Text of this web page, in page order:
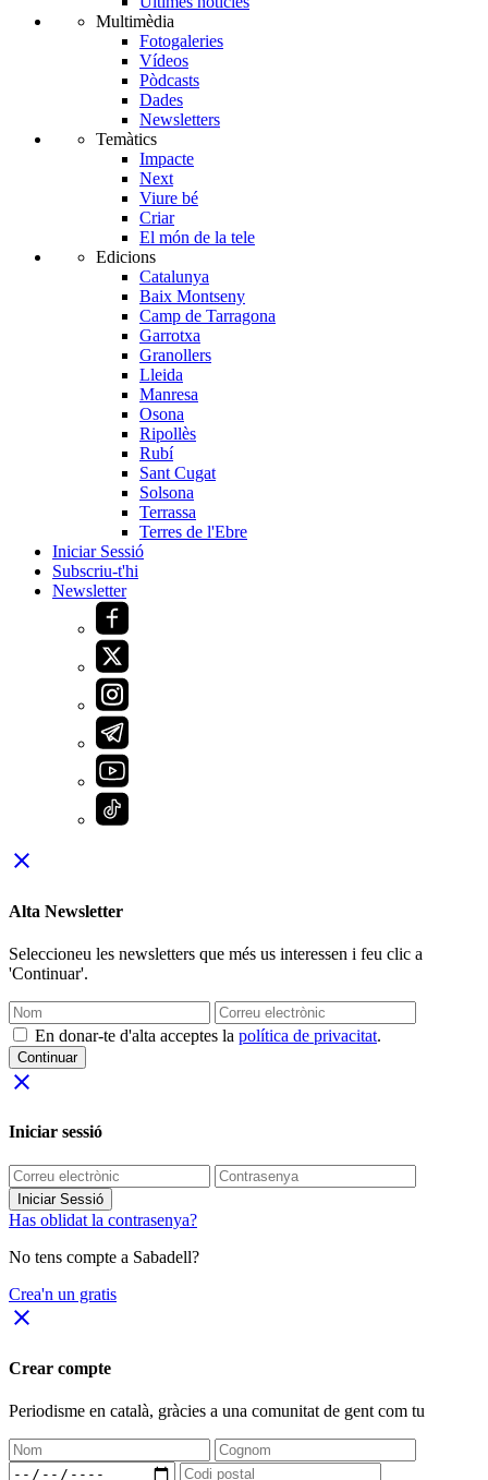
Multimèdia
Fotogaleries
Vídeos
Pòdcasts
Dades
Newsletters
Temàtics
Impacte
Next
Viure bé
Criar
El món de la tele
Edicions
Catalunya
Baix Montseny
Camp de Tarragona
Garrotxa
Granollers
Lleida
Manresa
Osona
Ripollès
Rubí
Sant Cugat
Solsona
Terrassa
Terres de l'Ebre
Iniciar Sessió
Subscriu-t'hi
Newsletter
close
Alta Newsletter
Seleccioneu les newsletters que més us interessen i feu clic a
'Continuar'.
En donar-te d'alta acceptes la política de privacitat.
Continuar
close
Iniciar sessió
Iniciar Sessió
Has oblidat la contrasenya?
No tens compte a Sabadell?
Crea'n un gratis
close
Crear compte
Periodisme en català, gràcies a una comunitat de gent com tu